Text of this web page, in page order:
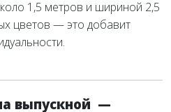
1,5 метров и шириной 2,5
цветов — это добавит
выпускной —